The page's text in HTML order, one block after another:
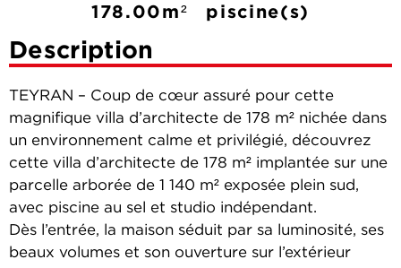
178.00m² piscine(s)
Description
TEYRAN – Coup de cœur assuré pour cette
magnifique villa d’architecte de 178 m² nichée dans
un environnement calme et privilégié, découvrez
cette villa d’architecte de 178 m² implantée sur une
parcelle arborée de 1 140 m² exposée plein sud,
avec piscine au sel et studio indépendant.
Dès l’entrée, la maison séduit par sa luminosité, ses
beaux volumes et son ouverture sur l’extérieur